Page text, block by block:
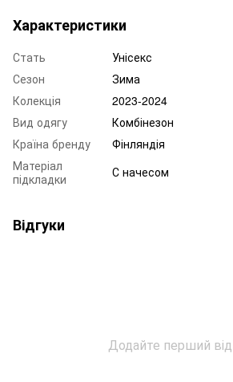
Характеристики
Стать
Унісекс
Сезон
Зима
Колекція
2023-2024
Вид одягу
Комбінезон
Країна бренду
Фінляндія
Матеріал
підкладки
С начесом
Відгуки
Додайте перший